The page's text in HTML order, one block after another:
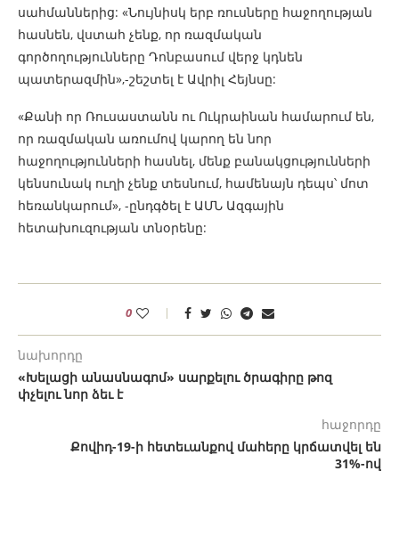
սահմաններից: «Նույնիսկ երբ ռուսները հաջողության
հասնեն, վստահ չենք, որ ռազմական
գործողությունները Դոնբասում վերջ կդնեն
պատերազմին»,-շեշտել է Ավրիլ Հեյնսը:
«Քանի որ Ռուսաստանն ու Ուկրաինան համարում են,
որ ռազմական առումով կարող են նոր
հաջողությունների հասնել, մենք բանակցությունների
կենսունակ ուղի չենք տեսնում, համենայն դեպս՝ մոտ
հեռանկարում», -ընդգծել է ԱՄՆ Ազգային
հետախուզության տնօրենը:
0
նախորդը
«Խելացի անասնագոմ» սարքելու ծրագիրը թոզ
փչելու նոր ձեւ է
հաջորդը
Քովիդ-19-ի հետեւանքով մահերը կրճատվել են
31%-ով